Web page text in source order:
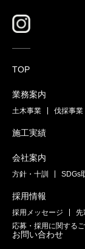
TOP
業務案内
土木事業 伐採事業
施工実績
会社案内
方針・十訓 SDGs
採用情報
採用メッセージ
先
応募・採用に関する
お問い合わせ